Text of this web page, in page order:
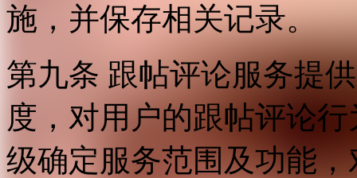
施，并保存相关记录。
第九条 跟帖评论服务提
度，对用户的跟帖评论
级确定服务范围及功能